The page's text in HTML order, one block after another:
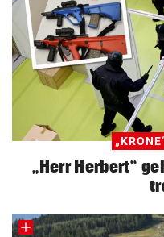
„Herr Herbert“